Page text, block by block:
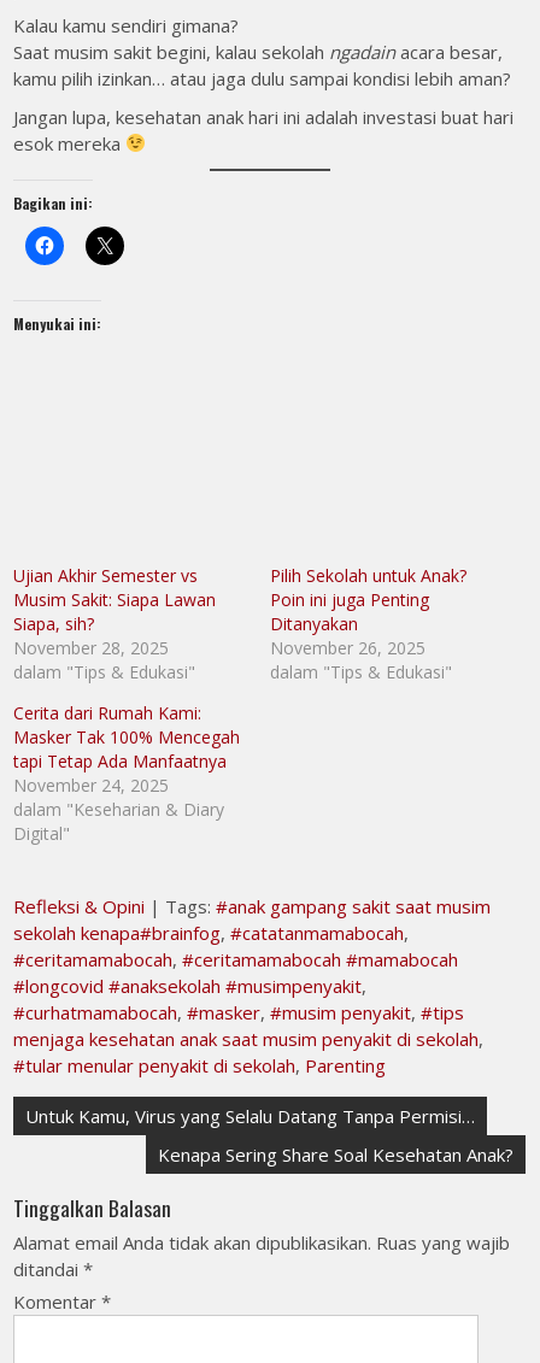
Kalau kamu sendiri gimana?
Saat musim sakit begini, kalau sekolah ngadainacara besar,
kamu pilih izinkan… atau jaga dulu sampai kondisi lebih aman?
Jangan lupa, kesehatan anak hari ini adalah investasi buat hari
esok mereka
Bagikan ini:
Menyukai ini:
Ujian Akhir Semester vs
Musim Sakit: Siapa Lawan
Siapa, sih?
November 28, 2025
dalam "Tips & Edukasi"
Pilih Sekolah untuk Anak?
Poin ini juga Penting
Ditanyakan
November 26, 2025
dalam "Tips & Edukasi"
Cerita dari Rumah Kami:
Masker Tak 100% Mencegah
tapi Tetap Ada Manfaatnya
November 24, 2025
dalam "Keseharian & Diary
Digital"
Refleksi & Opini | Tags:#anak gampang sakit saat musim
sekolah kenapa#brainfog,#catatanmamabocah,
#ceritamamabocah,#ceritamamabocah #mamabocah
#longcovid #anaksekolah #musimpenyakit,
#curhatmamabocah,#masker,#musim penyakit,#tips
menjaga kesehatan anak saat musim penyakit di sekolah,
#tular menular penyakit di sekolah, Parenting
Navigasi
Untuk Kamu, Virus yang Selalu Datang Tanpa Permisi…
Kenapa Sering Share Soal Kesehatan Anak?
Tinggalkan Balasan
Alamat email Anda tidak akan dipublikasikan. Ruas yang wajib
ditandai*
Komentar*